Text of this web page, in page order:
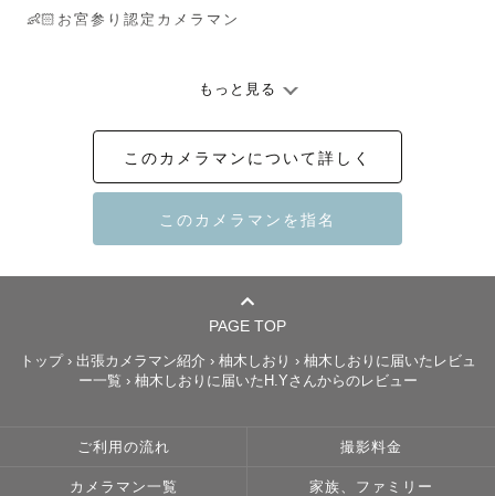
👶🏻お宮参り認定カメラマン
1.何気ない幸せに気づいてほしい🌸
私自身、育児をしていて辛くなったり
イライラしたり泣きたくなる時もありました。
そういう時に我が子の写真を見返して、
成長に嬉しくなったり、癒されたり元気をもらえました。
ゲストの方にも今ある日常の幸せに気づいていただける、
明日頑張ろうと思える"お守り"になる写真を
もっと見る
このカメラマンについて詳しく
PAGE TOP
トップ› 出張カメラマン紹介 › 柚木しおり › 柚木しおりに届いたレビュ
ー一覧 › 柚木しおりに届いたH.Yさんからのレビュー
ご利用の流れ 撮影料金
カメラマン一覧 家族、ファミリー